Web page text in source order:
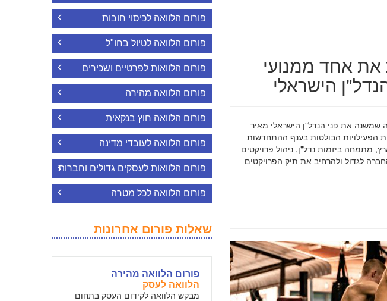
את אחד ממנועי
הישראלי
הצמיחה שמשנה את פני הנדל"ן הישראלי מאיר
הפעילויות הבולטות בענף ההתחדשות
מתמחה ביזמות נדל"ן, ניהול פרויקטים
מורכבות. ב-2026 ממשיכה החברה לגדול ולהרחיב את תיק הפרויקטים
פורום הלוואה לכיסוי חובות
פורום הלוואה לטיול בחו"ל
פורום הלוואות לפרטיים ושכירים
פורום הלוואה מהירה
פורום הלוואה חוץ בנקאית
פורום הלוואה לעובדי מדינה
פורום הלוואות לעסקים גדולים וחברות
פורום הלוואה לכל מטרה
שאלות פורום אחרונות
פורום הלוואה מהירה
הלוואה לעסק
מבקש הלוואה לקידום העסק בתחום